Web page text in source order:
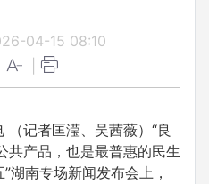
04-15 08:10
（记者匡滢、吴茜薇）“良
共产品，也是最普惠的民生
湖南专场新闻发布会上，